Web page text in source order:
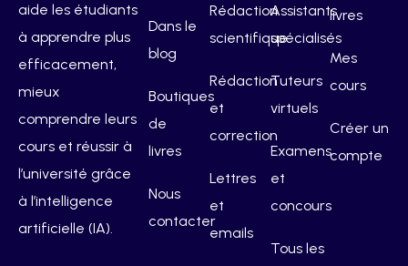
aide les étudiants
à apprendre plus
efficacement,
mieux
comprendre leurs
cours et réussir à
l’université grâce
à l’intelligence
artificielle (IA).
Dans le
blog
Boutiques
de
livres
Nous
contacter
Rédaction
scientifique
Rédaction
et
correction
Lettres
et
emails
Assistants
spécialisés
Tuteurs
virtuels
Examens
et
concours
Tous les
livres
Mes
cours
Créer un
compte